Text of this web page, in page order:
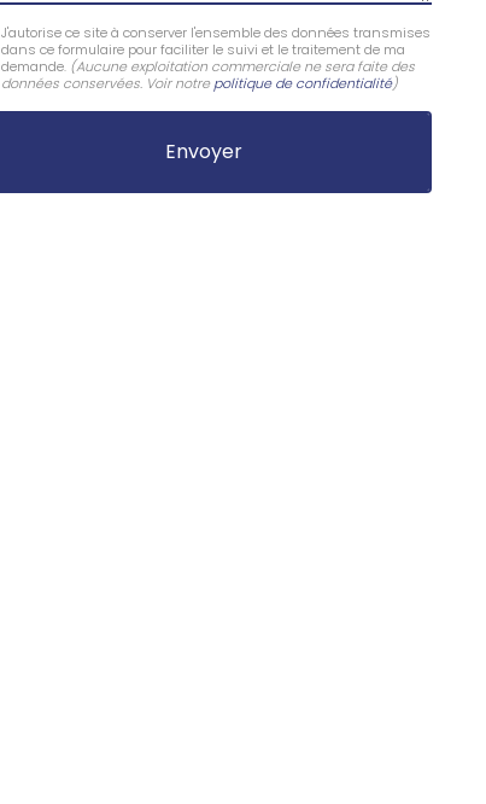
J'autorise ce site à conserver l'ensemble des données transmises
dans ce formulaire pour faciliter le suivi et le traitement de ma
demande. (Aucune exploitation commerciale ne sera faite des
données conservées. Voir notre politique de confidentialité)